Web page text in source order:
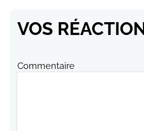
VOS
Commentaire